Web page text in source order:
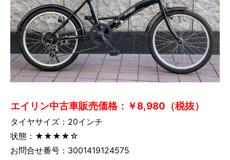
エイリン中古車販売価格：￥8,980（税抜）
タイヤサイズ：20インチ
状態：★★★★☆
お問合せ番号：3001419124575